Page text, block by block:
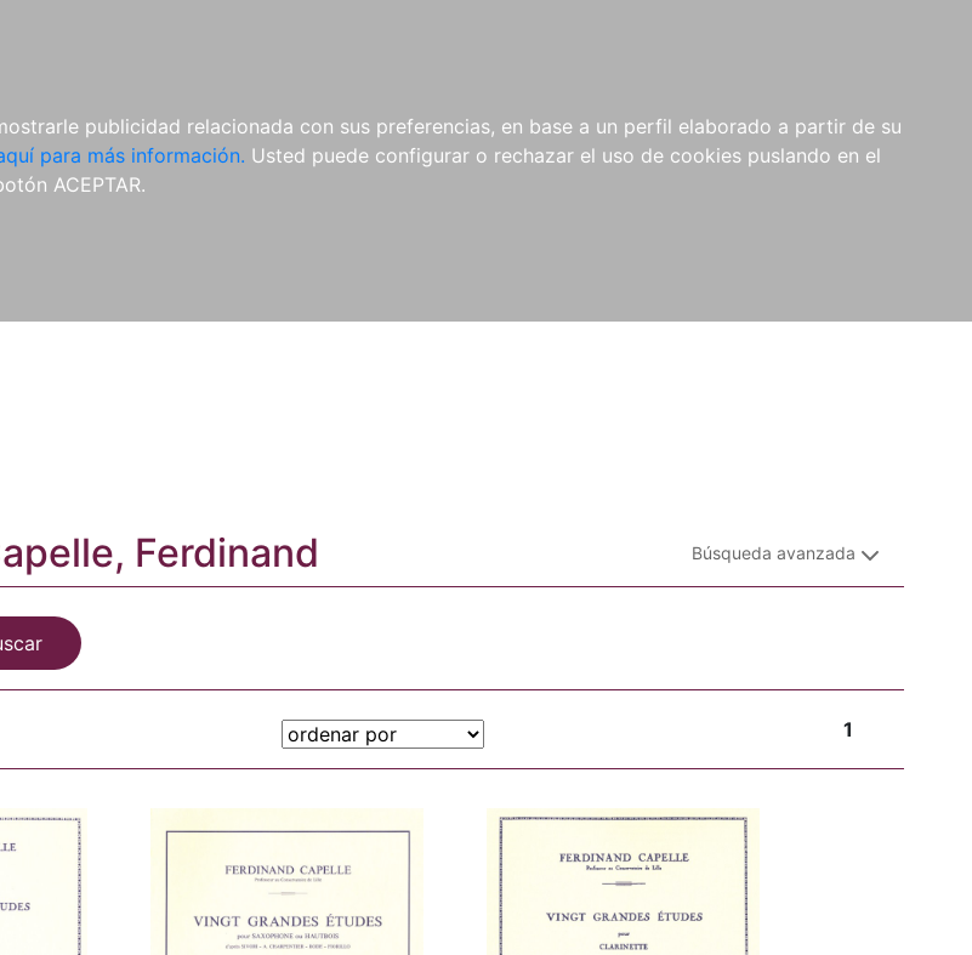
publicidad relacionada con sus preferencias, en base a un perfil elaborado a partir de su
para más información. Usted puede configurar o rechazar el uso de cookies puslando en el
ACEPTAR.
REVISTAS
CDS Y
DVDS
MATERIAL
COMPLEMENTARIO
NOVEDADES NOTICIAS
COMPRAS
INSTITUCIONALES
Ferdinand Búsqueda avanzada
1